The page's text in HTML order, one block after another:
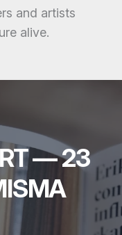
and artists
alive.
— 23